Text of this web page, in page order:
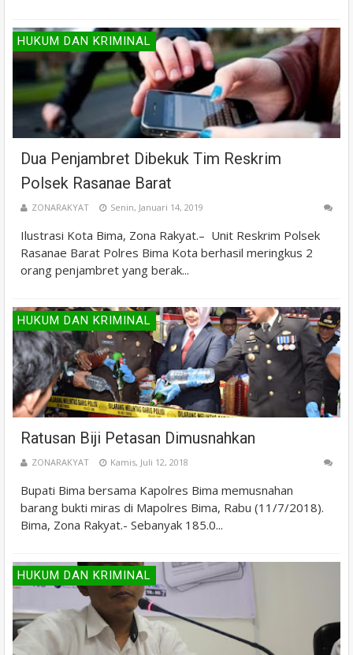
HUKUM DAN KRIMINAL
Dua Penjambret Dibekuk Tim Reskrim
Polsek Rasanae Barat
ZONARAKYAT Senin, Januari 14, 2019
Ilustrasi Kota Bima, Zona Rakyat.– Unit Reskrim Polsek
Rasanae Barat Polres Bima Kota berhasil meringkus 2
orang penjambret yang berak...
HUKUM DAN KRIMINAL
Ratusan Biji Petasan Dimusnahkan
ZONARAKYAT Kamis, Juli 12, 2018
Bupati Bima bersama Kapolres Bima memusnahan
barang bukti miras di Mapolres Bima, Rabu (11/7/2018).
Bima, Zona Rakyat.- Sebanyak 185.0...
HUKUM DAN KRIMINAL